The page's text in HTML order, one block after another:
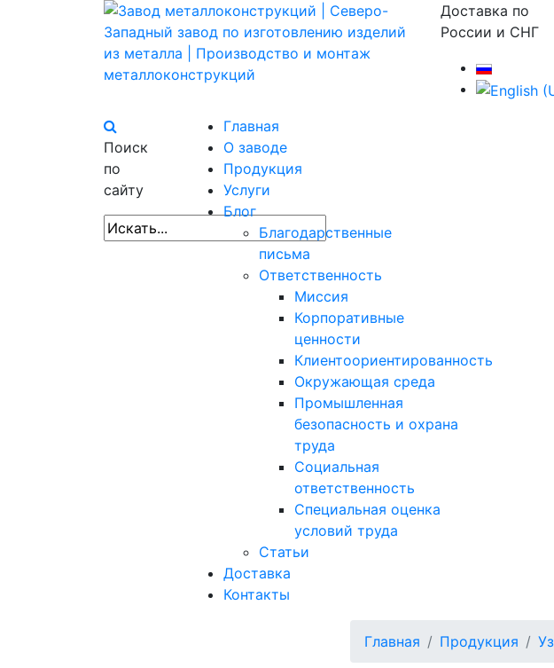
Доставка по
России и СНГ
Поиск
по
сайту
Главная
О заводе
Продукция
Услуги
Блог
Благодарственные
письма
Ответственность
Миссия
Корпоративные
ценности
Клиентоориентированность
Окружающая среда
Промышленная
безопасность и охрана
труда
Социальная
ответственность
Специальная оценка
условий труда
Статьи
Доставка
Контакты
Главная Продукция